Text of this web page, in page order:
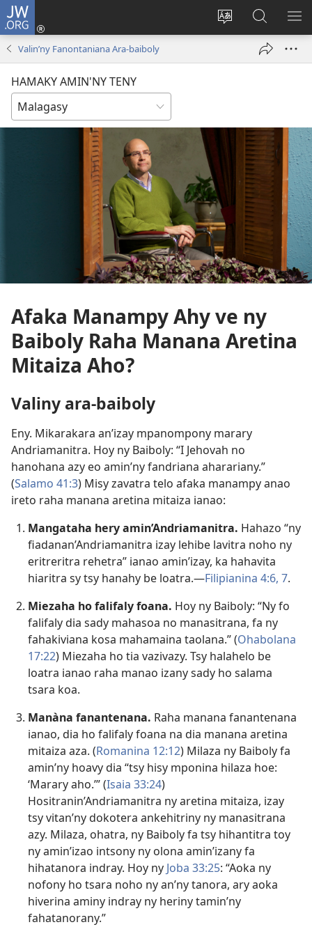
JW.ORG
Hiova
Hiditra
(manokatra
ato
Amin’ny
Valin’ny Fanontaniana Ara-baiboly
HAMAKY AMIN'NY TENY
Afaka Manampy Ahy ve ny
Baiboly Raha Manana Aretina
Mitaiza Aho?
Valiny ara-baiboly
Eny. Mikarakara an’izay mpanompony marary
Andriamanitra. Hoy ny Baiboly: “I Jehovah no
hanohana azy eo amin’ny fandriana aharariany.”
(Salamo 41:3) Misy zavatra telo afaka manampy anao
ireto raha manana aretina mitaiza ianao:
Mangataha hery amin’Andriamanitra. Hahazo “ny
fiadanan’Andriamanitra izay lehibe lavitra noho ny
eritreritra rehetra” ianao amin’izay, ka hahavita
hiaritra sy tsy hanahy be loatra.—Filipianina 4:6, 7.
Miezaha ho falifaly foana. Hoy ny Baiboly: “Ny fo
falifaly dia sady mahasoa no manasitrana, fa ny
fahakiviana kosa mahamaina taolana.” (Ohabolana
17:22) Miezaha ho tia vazivazy. Tsy halahelo be
loatra ianao raha manao izany sady ho salama
tsara koa.
Manàna fanantenana. Raha manana fanantenana
ianao, dia ho falifaly foana na dia manana aretina
mitaiza aza. (Romanina 12:12) Milaza ny Baiboly fa
amin’ny hoavy dia “tsy hisy mponina hilaza hoe:
‘Marary aho.’” (Isaia 33:24)
Hositranin’Andriamanitra ny aretina mitaiza, izay
tsy vitan’ny dokotera ankehitriny ny manasitrana
azy. Milaza, ohatra, ny Baiboly fa tsy hihantitra toy
ny amin’izao intsony ny olona amin’izany fa
hihatanora indray. Hoy ny Joba 33:25: “Aoka ny
nofony ho tsara noho ny an’ny tanora, ary aoka
hiverina aminy indray ny heriny tamin’ny
fahatanorany.”